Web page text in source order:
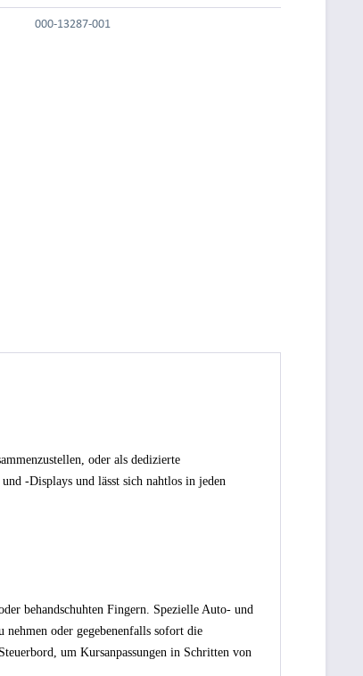
000-13287-001
oder als dedizierte
-Displays und lässt sich nahtlos in jeden
behandschuhten Fingern. Spezielle Auto- und
oder gegebenenfalls sofort die
um Kursanpassungen in Schritten von